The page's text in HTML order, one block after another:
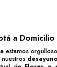
a Domicilio
estamos